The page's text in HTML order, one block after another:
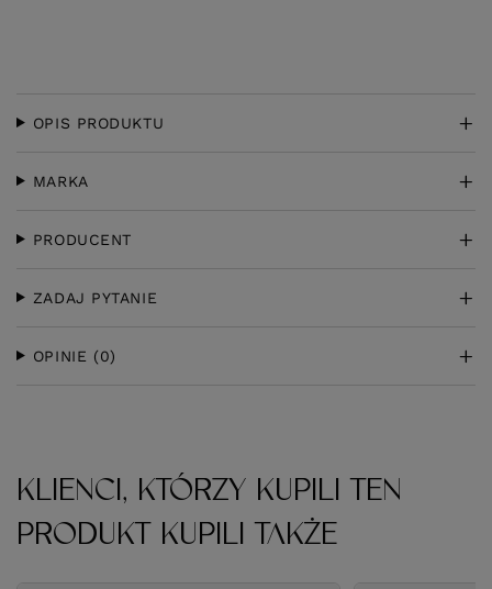
OPIS PRODUKTU
MARKA
PRODUCENT
ZADAJ PYTANIE
OPINIE (0)
KLIENCI, KTÓRZY KUPILI TEN
PRODUKT KUPILI TAKŻE